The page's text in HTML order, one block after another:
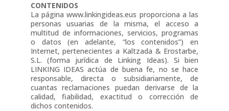
CONTENIDOS
La página www.linkingideas.eus proporciona a las
personas usuarias de la misma, el acceso a
multitud de informaciones, servicios, programas
o datos (en adelante, “los contenidos”) en
Internet, pertenecientes a Kaltzada & Erostarbe,
S.L. (forma jurídica de Linking Ideas). Si bien
LINKING IDEAS actúa de buena fe, no se hace
responsable, directa o subsidiariamente, de
cuantas reclamaciones puedan derivarse de la
calidad, fiabilidad, exactitud o corrección de
dichos contenidos.